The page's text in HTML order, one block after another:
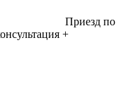
Приезд по
+